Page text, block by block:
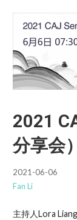
2021
分享会）
2021-06-06
Fan Li
主持人Lora